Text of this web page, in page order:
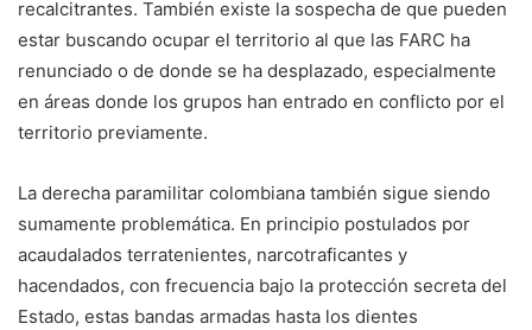
recalcitrantes. También existe la sospecha de que pueden
estar buscando ocupar el territorio al que las FARC ha
renunciado o de donde se ha desplazado, especialmente
en áreas donde los grupos han entrado en conflicto por el
territorio previamente.
La derecha paramilitar colombiana también sigue siendo
sumamente problemática. En principio postulados por
acaudalados terratenientes, narcotraficantes y
hacendados, con frecuencia bajo la protección secreta del
Estado, estas bandas armadas hasta los dientes